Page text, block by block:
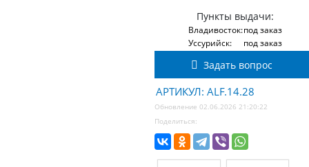
Пункты выдачи:
Владивосток:под заказ
Уссурийск:
под заказ
Задать вопрос
АРТИКУЛ: ALF.14.28
Обновление 02.06.2026 21:20:22
Поделиться: